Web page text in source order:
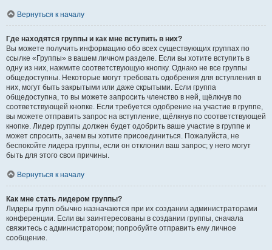
Вернуться к началу
Где находятся группы и как мне вступить в них?
Вы можете получить информацию обо всех существующих группах по
ссылке «Группы» в вашем личном разделе. Если вы хотите вступить в
одну из них, нажмите соответствующую кнопку. Однако не все группы
общедоступны. Некоторые могут требовать одобрения для вступления в
них, могут быть закрытыми или даже скрытыми. Если группа
общедоступна, то вы можете запросить членство в ней, щёлкнув по
соответствующей кнопке. Если требуется одобрение на участие в группе,
вы можете отправить запрос на вступление, щёлкнув по соответствующей
кнопке. Лидер группы должен будет одобрить ваше участие в группе и
может спросить, зачем вы хотите присоединиться. Пожалуйста, не
беспокойте лидера группы, если он отклонил ваш запрос; у него могут
быть для этого свои причины.
Вернуться к началу
Как мне стать лидером группы?
Лидеры групп обычно назначаются при их создании администраторами
конференции. Если вы заинтересованы в создании группы, сначала
свяжитесь с администратором; попробуйте отправить ему личное
сообщение.